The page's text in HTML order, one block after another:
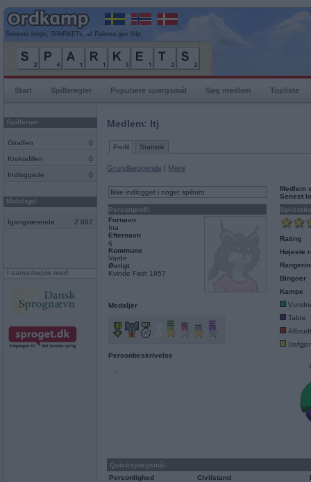
Seneste bingo, SPARKETs, af Paloma gav 64p
Start Spilleregler Populære spørgsmål Søg medlem Topliste
Spillerum
Giraffen 0
Krokodillen 0
Indloggede 0
Mobilspil
Igangværende 2 882
I samarbejde med
Medlem: Itj
Profil Statistik
Grundlæggende | Mere
Ikke indlogget i noget spilrum
Personprofil
Fornavn
Ina
Efternavn
tj
Kommune
Varde
Øvrigt
Kvinde Født 1957
Medaljer
Personbeskrivelse
-
Medlem
Senest
Rating
Højeste
Bingoer
Kampe
Tabte
Quickspørgsmål
Personlighed
Civilstand